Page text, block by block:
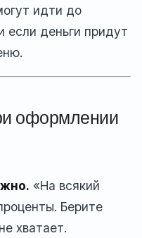
идти до
если деньги придут
оформлении
«На всякий
Берите
хватает.